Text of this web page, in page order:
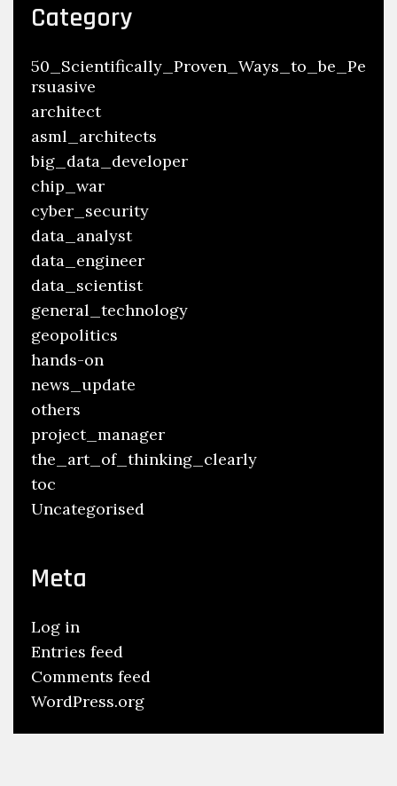
Category
50_Scientifically_Proven_Ways_to_be_Pe
rsuasive
architect
asml_architects
big_data_developer
chip_war
cyber_security
data_analyst
data_engineer
data_scientist
general_technology
geopolitics
hands-on
news_update
others
project_manager
the_art_of_thinking_clearly
toc
Uncategorised
Meta
Log in
Entries feed
Comments feed
WordPress.org